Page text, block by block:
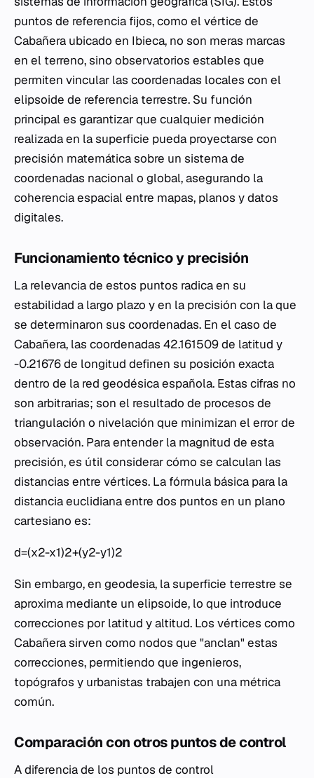
puntos de referencia fijos, como el vértice de
Cabañera ubicado en Ibieca, no son meras marcas
en el terreno, sino observatorios estables que
permiten vincular las coordenadas locales con el
elipsoide de referencia terrestre. Su función
principal es garantizar que cualquier medición
realizada en la superficie pueda proyectarse con
precisión matemática sobre un sistema de
coordenadas nacional o global, asegurando la
coherencia espacial entre mapas, planos y datos
digitales.
Funcionamiento técnico y precisión
La relevancia de estos puntos radica en su
estabilidad a largo plazo y en la precisión con la que
se determinaron sus coordenadas. En el caso de
Cabañera, las coordenadas 42.161509 de latitud y
-0.21676 de longitud definen su posición exacta
dentro de la red geodésica española. Estas cifras no
son arbitrarias; son el resultado de procesos de
triangulación o nivelación que minimizan el error de
observación. Para entender la magnitud de esta
precisión, es útil considerar cómo se calculan las
distancias entre vértices. La fórmula básica para la
distancia euclidiana entre dos puntos en un plano
cartesiano es:
d=(x2-x1)2+(y2-y1)2
Sin embargo, en geodesia, la superficie terrestre se
aproxima mediante un elipsoide, lo que introduce
correcciones por latitud y altitud. Los vértices como
Cabañera sirven como nodos que "anclan" estas
correcciones, permitiendo que ingenieros,
topógrafos y urbanistas trabajen con una métrica
común.
Comparación con otros puntos de control
A diferencia de los puntos de control